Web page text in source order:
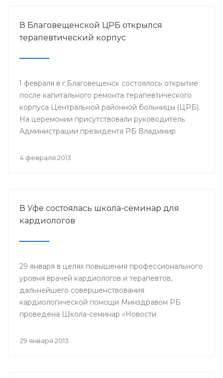
В Благовещенской ЦРБ открылся
терапевтический корпус
1 февраля в г.Благовещенск состоялось открытие
после капитального ремонта терапевтического
корпуса Центральной районной больницы (ЦРБ).
На церемонии присутствовали руководитель
Администрации президента РБ Владимир
Шебаев, глава администрации МР
4 февраля 2013
В Уфе состоялась школа-семинар для
кардиологов
29 января в целях повышения профессионального
уровня врачей кардиологов и терапевтов,
дальнейшего совершенствования
кардиологической помощи Минздравом РБ
проведена Школа-семинар «Новости
29 января 2013